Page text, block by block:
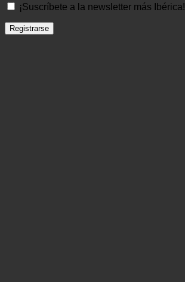
¡Suscríbete a la newsletter más Ibérica!
Registrarse